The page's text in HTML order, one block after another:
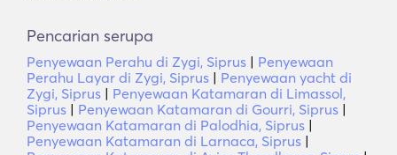
Pencarian serupa
Penyewaan Perahu di Zygi, Siprus | Penyewaan
Perahu Layar di Zygi, Siprus | Penyewaan yacht di
Zygi, Siprus | Penyewaan Katamaran di Limassol,
Siprus | Penyewaan Katamaran di Gourri, Siprus |
Penyewaan Katamaran di Palodhia, Siprus |
Penyewaan Katamaran di Larnaca, Siprus |